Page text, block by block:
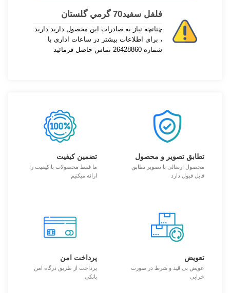
فلفل سفيد70 گرمي گلستان
چنانچه نیاز به صادرات این محصول دارید دارید
، برای اطلاعات بیشتر در ساعات اداری با
شماره 26428860 تماس حاصل فرمائید
تطابق تصویر و محصول
محصول ارسالی با تصویر تطابق
قابل قبول دارد
تضمین کیفیت
ما فقط محصولات با کیفیت را
ارائه میکنیم
تعویض
عویض بی قید و شرط در صورت
خرابی
پرداخت امن
پرداخت از طریق درگاه امن
بانکی